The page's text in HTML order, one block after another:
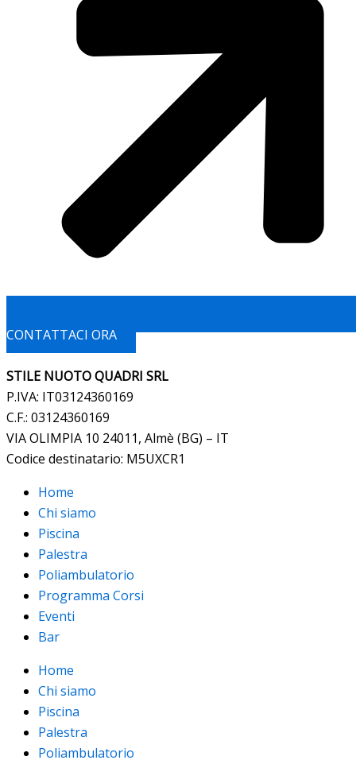
CONTATTACI ORA
STILE NUOTO QUADRI SRL
P.IVA: IT03124360169
C.F.: 03124360169
VIA OLIMPIA 10 24011, Almè (BG) – IT
Codice destinatario: M5UXCR1
Home
Chi siamo
Piscina
Palestra
Poliambulatorio
Programma Corsi
Eventi
Bar
Home
Chi siamo
Piscina
Palestra
Poliambulatorio